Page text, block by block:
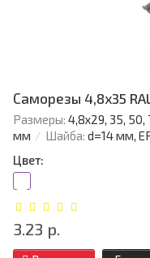
Саморезы 4,8х35
Размеры: 4,8х29, 35,
мм
Шайба: d=14 мм,
Цвет:
3.23 р.